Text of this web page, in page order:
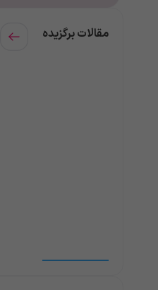
مقالات برگزیده